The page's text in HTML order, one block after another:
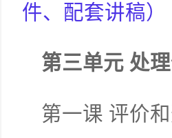
件、 配套讲稿）
第三单元 处
第一课 评价